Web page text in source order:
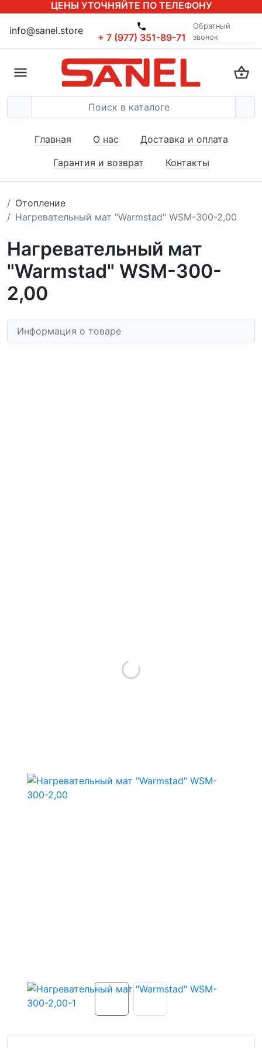
ЦЕНЫ УТОЧНЯЙТЕ ПО ТЕЛЕФОНУ
info@sanel.store
+ 7 (977) 351-89-71
Обратный
звонок
Главная О нас
Доставка и оплата
Гарантия и возврат
Контакты
Отопление
Нагревательный мат "Warmstad" WSM-300-2,00
Нагревательный мат
"Warmstad" WSM-300-
2,00
Информация о товаре